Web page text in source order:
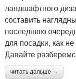
ландшафтного
составить
последнюю
для посадки, как
Давайте
читать дальше →